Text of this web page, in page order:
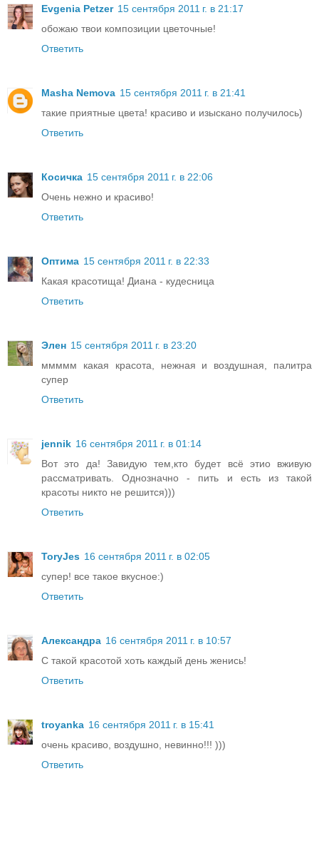
Evgenia Petzer 15 сентября 2011 г. в 21:17
обожаю твои композиции цветочные!
Ответить
Masha Nemova 15 сентября 2011 г. в 21:41
такие приятные цвета! красиво и изыскано получилось)
Ответить
Косичка 15 сентября 2011 г. в 22:06
Очень нежно и красиво!
Ответить
Оптима 15 сентября 2011 г. в 22:33
Какая красотища! Диана - кудесница
Ответить
Элен 15 сентября 2011 г. в 23:20
ммммм какая красота, нежная и воздушная, палитра
супер
Ответить
jennik 16 сентября 2011 г. в 01:14
Вот это да! Завидую тем,кто будет всё этио вживую
рассматривать. Однозначно - пить и есть из такой
красоты никто не решится)))
Ответить
ToryJes 16 сентября 2011 г. в 02:05
супер! все такое вкусное:)
Ответить
Александра 16 сентября 2011 г. в 10:57
С такой красотой хоть каждый день женись!
Ответить
troyanka 16 сентября 2011 г. в 15:41
очень красиво, воздушно, невинно!!! )))
Ответить